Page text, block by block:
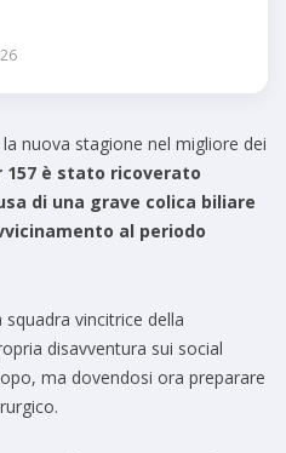
nuova stagione nel migliore dei
157 è stato ricoverato
di una grave colica biliare
al periodo
squadra vincitrice della
disavventura sui social
ma dovendosi ora preparare